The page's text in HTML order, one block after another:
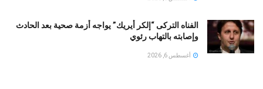
الفناه التركى “إلكر أيريك” يواجه أزمة صحية بعد الحادث
وإصابته بالتهاب رئوي
أغسطس 6, 2026